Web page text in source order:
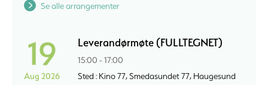
Se alle arrangementer
19
Aug 2026
Leverandørmøte (FULLTEGNET)
15:00 - 17:00
Sted : Kino 77, Smedasundet 77, Haugesund